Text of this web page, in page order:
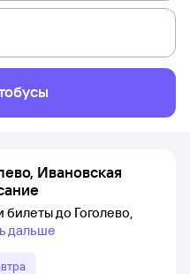
Ивановская
билеты до Гоголево,
дальше